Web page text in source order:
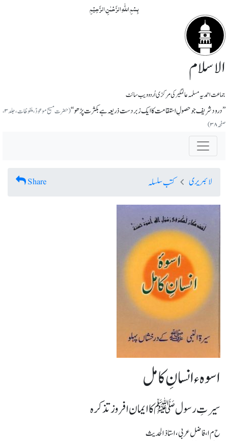
بِسۡمِ اللّٰہِ الرَّحۡمٰنِ الرَّحِیۡمِ
الاسلام
جماعت احمدیہ مسلمہ عالمگیر کی مرکزی اُردو ویب سائٹ
’’درود شریف جو حصولِ استقامت کا ایک زبردست ذریعہ ہے بکثرت پڑھو‘‘
(حضرت مسیح موعودؑ، ملفوظات، جلد۳،
صفحہ ۳۸)
لائبریری کتب سلسلہ Share
اسوہء انسانِ کامل
سیرتِ رسول ﷺ کا ایمان افروز تذکرہ
ح م ا، فاضل عربی ، استاذ الحدیث